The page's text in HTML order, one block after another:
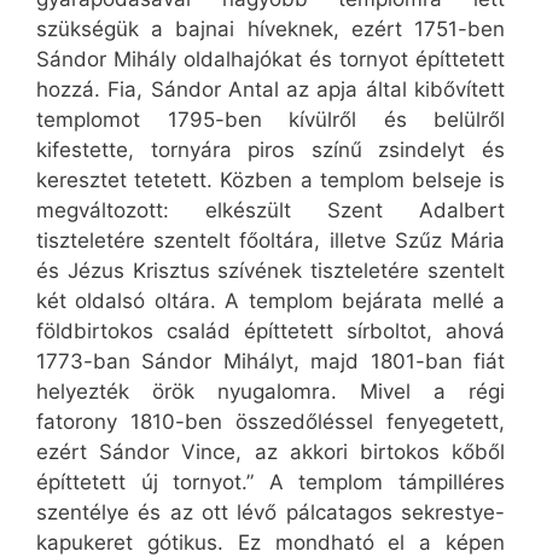
szükségük a bajnai híveknek, ezért 1751-ben
Sándor Mihály oldalhajókat és tornyot építtetett
hozzá. Fia, Sándor Antal az apja által kibővített
templomot 1795-ben kívülről és belülről
kifestette, tornyára piros színű zsindelyt és
keresztet tetetett. Közben a templom belseje is
megváltozott: elkészült Szent Adalbert
tiszteletére szentelt főoltára, illetve Szűz Mária
és Jézus Krisztus szívének tiszteletére szentelt
két oldalsó oltára. A templom bejárata mellé a
földbirtokos család építtetett sírboltot, ahová
1773-ban Sándor Mihályt, majd 1801-ban fiát
helyezték örök nyugalomra. Mivel a régi
fatorony 1810-ben összedőléssel fenyegetett,
ezért Sándor Vince, az akkori birtokos kőből
építtetett új tornyot.” A templom támpilléres
szentélye és az ott lévő pálcatagos sekrestye-
kapukeret gótikus. Ez mondható el a képen